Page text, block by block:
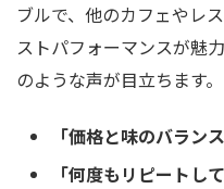
ブルで、他のカフェやレ
ストパフォーマンスが魅
のような声が目立ちます。
「価格と味のバラン
「何度もリピートし